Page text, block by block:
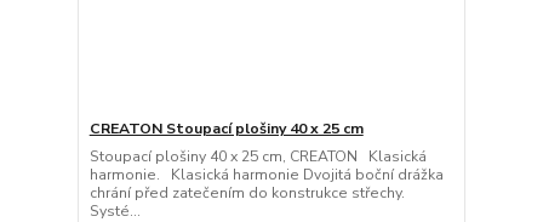
CREATON Stoupací plošiny 40 x 25 cm
Stoupací plošiny 40 x 25 cm, CREATON Klasická
harmonie. Klasická harmonie Dvojitá boční drážka
chrání před zatečením do konstrukce střechy.
Systé...